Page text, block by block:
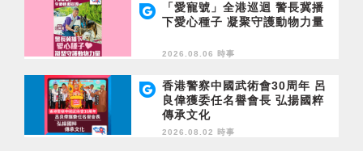
「愛寵號」全港巡迴 警長冀播
下愛心種子 凝聚守護動物力量
2026.08.06 時事
香港警察中國武術會30周年 呂
良偉獲委任名譽會長 弘揚國粹
傳承文化
2026.08.02 時事